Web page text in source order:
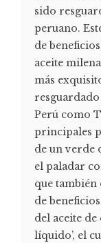
sido
peruano.
de
aceite
más
Perú como
principales
de un verde
el paladar
que
de
del aceite
líquido’, el